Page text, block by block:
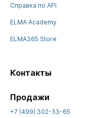
Справка по API
ELMA Academy
ELMA365 Store
Контакты
Продажи
+7 (499) 302-33-65